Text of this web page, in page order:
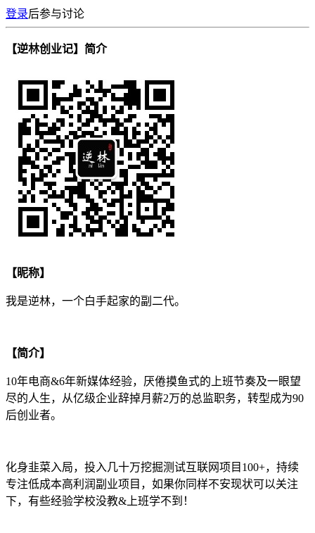
登录后参与讨论
【逆林创业记】简介
【昵称】
我是逆林，一个白手起家的副二代。
【简介】
10年电商&6年新媒体经验，厌倦摸鱼式的上班节奏及一眼望
尽的人生，从亿级企业辞掉月薪2万的总监职务，转型成为90
后创业者。
化身韭菜入局，投入几十万挖掘测试互联网项目100+，持续
专注低成本高利润副业项目，如果你同样不安现状可以关注
下，有些经验学校没教&上班学不到！